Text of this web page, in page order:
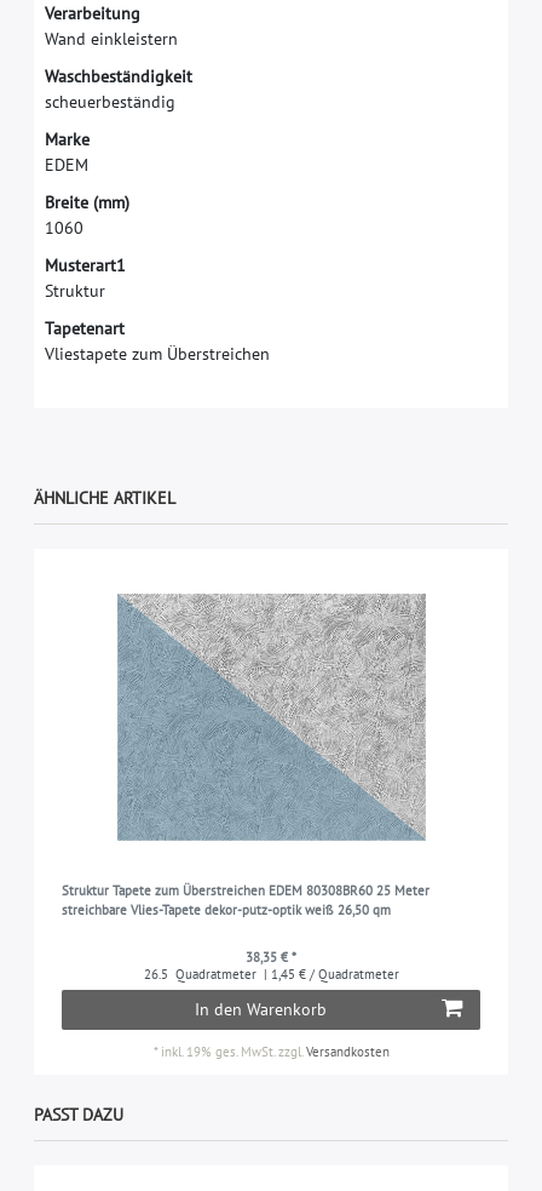
Verarbeitung
Wand einkleistern
Waschbeständigkeit
scheuerbeständig
Marke
EDEM
Breite (mm)
1060
Musterart1
Struktur
Tapetenart
Vliestapete zum Überstreichen
ÄHNLICHE ARTIKEL
Struktur Tapete zum Überstreichen EDEM 80308BR60 25 Meter
streichbare Vlies-Tapete dekor-putz-optik weiß 26,50 qm
38,35 € *
26.5 Quadratmeter | 1,45 € / Quadratmeter
In den Warenkorb
* inkl. 19% ges. MwSt. zzgl. Versandkosten
PASST DAZU